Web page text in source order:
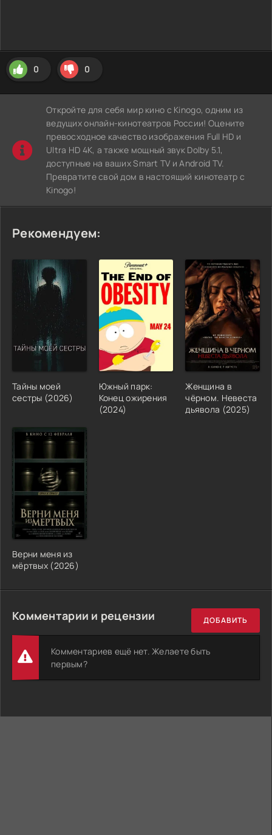
0 0
Откройте для себя мир кино с Kinogo, одним из
ведущих онлайн-кинотеатров России! Оцените
превосходное качество изображения Full HD и
Ultra HD 4K, а также мощный звук Dolby 5.1,
доступные на ваших Smart TV и Android TV.
Превратите свой дом в настоящий кинотеатр с
Kinogo!
Рекомендуем:
Тайны моей
сестры (2026)
Южный парк:
Конец ожирения
(2024)
Женщина в
чёрном. Невеста
дьявола (2025)
Верни меня из
мёртвых (2026)
Комментарии и рецензии ДОБАВИТЬ
Комментариев ещё нет. Желаете быть
первым?